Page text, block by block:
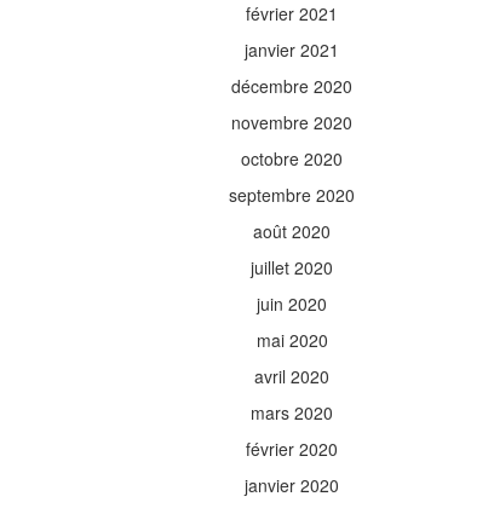
février 2021
janvier 2021
décembre 2020
novembre 2020
octobre 2020
septembre 2020
août 2020
juillet 2020
juin 2020
mai 2020
avril 2020
mars 2020
février 2020
janvier 2020